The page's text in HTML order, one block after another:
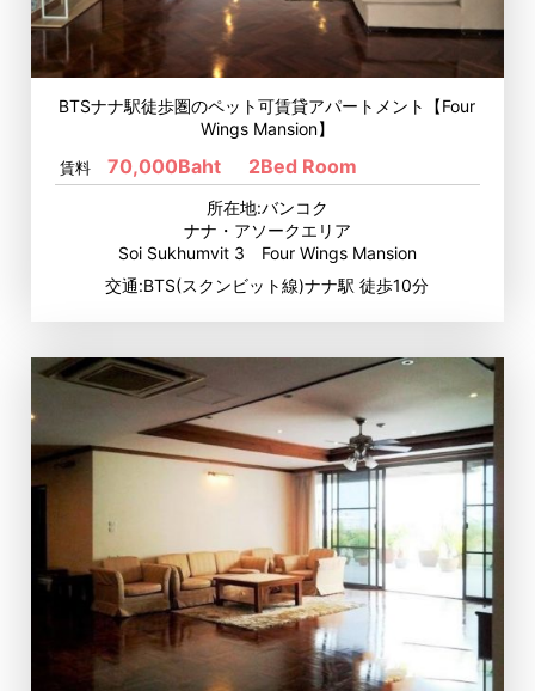
BTSナナ駅徒歩圏のペット可賃貸アパートメント【Four
Wings Mansion】
賃料 70,000Baht 2Bed Room
所在地:バンコク
ナナ・アソークエリア
Soi Sukhumvit 3 Four Wings Mansion
交通:BTS(スクンビット線)ナナ駅 徒歩10分